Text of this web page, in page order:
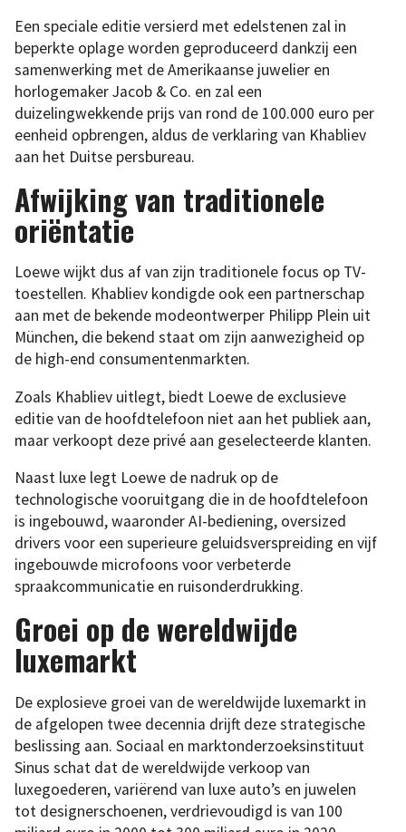
Een speciale editie versierd met edelstenen zal in
beperkte oplage worden geproduceerd dankzij een
samenwerking met de Amerikaanse juwelier en
horlogemaker Jacob & Co. en zal een
duizelingwekkende prijs van rond de 100.000 euro per
eenheid opbrengen, aldus de verklaring van Khabliev
aan het Duitse persbureau.
Afwijking van traditionele
oriëntatie
Loewe wijkt dus af van zijn traditionele focus op TV-
toestellen. Khabliev kondigde ook een partnerschap
aan met de bekende modeontwerper Philipp Plein uit
München, die bekend staat om zijn aanwezigheid op
de high-end consumentenmarkten.
Zoals Khabliev uitlegt, biedt Loewe de exclusieve
editie van de hoofdtelefoon niet aan het publiek aan,
maar verkoopt deze privé aan geselecteerde klanten.
Naast luxe legt Loewe de nadruk op de
technologische vooruitgang die in de hoofdtelefoon
is ingebouwd, waaronder AI-bediening, oversized
drivers voor een superieure geluidsverspreiding en vijf
ingebouwde microfoons voor verbeterde
spraakcommunicatie en ruisonderdrukking.
Groei op de wereldwijde
luxemarkt
De explosieve groei van de wereldwijde luxemarkt in
de afgelopen twee decennia drijft deze strategische
beslissing aan. Sociaal en marktonderzoeksinstituut
Sinus schat dat de wereldwijde verkoop van
luxegoederen, variërend van luxe auto’s en juwelen
tot designerschoenen, verdrievoudigd is van 100